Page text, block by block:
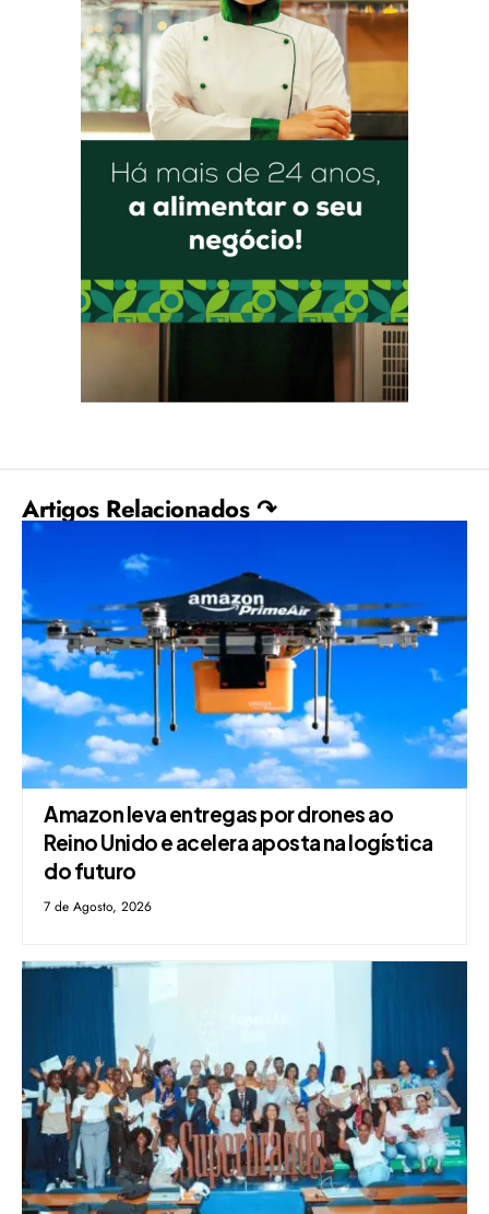
Artigos Relacionados ↷
Amazon leva entregas por drones ao
Reino Unido e acelera aposta na logística
do futuro
7 de Agosto, 2026